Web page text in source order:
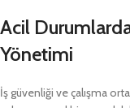
Acil
Yönetimi
İş güvenliği ve çalışma